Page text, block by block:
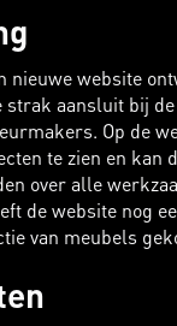
nieuwe website
aansluit bij de
Op de
te zien en kan
over alle
de website nog
van meubels